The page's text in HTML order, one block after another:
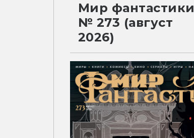
Мир фантастики
№ 273 (август
2026)